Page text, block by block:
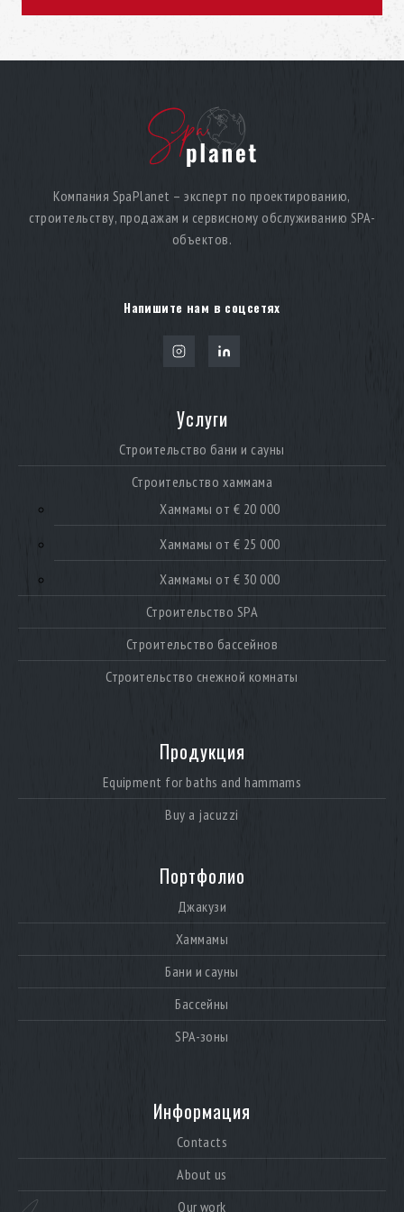
Компания SpaPlanet – эксперт по проектированию,
строительству, продажам и сервисному обслуживанию SPA-
объектов.
Напишите нам в соцсетях
Услуги
Строительство бани и сауны
Строительство хаммама
Хаммамы от € 20 000
Хаммамы от € 25 000
Хаммамы от € 30 000
Строительство SPA
Строительство бассейнов
Строительство снежной комнаты
Продукция
Equipment for baths and hammams
Buy a jacuzzi
Портфолио
Джакузи
Хаммамы
Бани и сауны
Бассейны
SPA-зоны
Информация
Contacts
About us
Our work